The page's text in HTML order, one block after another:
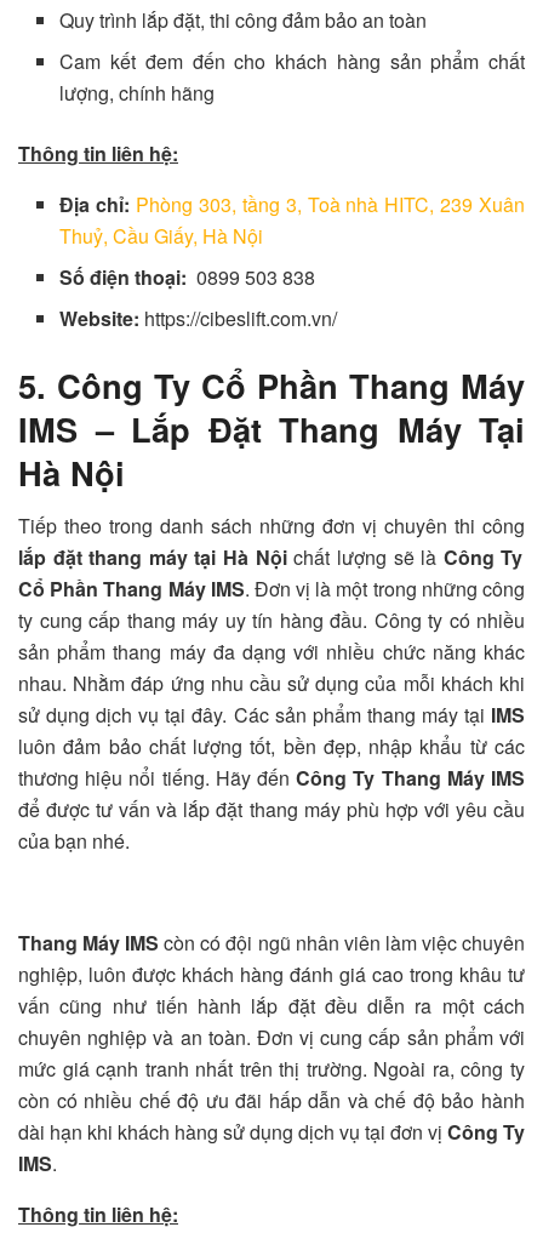
Quy trình lắp đặt, thi công đảm bảo an toàn
Cam kết đem đến cho khách hàng sản phẩm chất
lượng, chính hãng
Thông tin liên hệ:
Địa chỉ: Phòng 303, tầng 3, Toà nhà HITC, 239 Xuân
Thuỷ, Cầu Giấy, Hà Nội
Số điện thoại: 0899 503 838
Website: https://cibeslift.com.vn/
5. Công Ty Cổ Phần Thang Máy
IMS – Lắp Đặt Thang Máy Tại
Hà Nội
Tiếp theo trong danh sách những đơn vị chuyên thi công
lắp đặt thang máy tại Hà Nộichất lượng sẽ là Công Ty
Cổ Phần Thang Máy IMS. Đơn vị là một trong những công
ty cung cấp thang máy uy tín hàng đầu. Công ty có nhiều
sản phẩm thang máy đa dạng với nhiều chức năng khác
nhau. Nhằm đáp ứng nhu cầu sử dụng của mỗi khách khi
sử dụng dịch vụ tại đây. Các sản phẩm thang máy tại IMS
luôn đảm bảo chất lượng tốt, bền đẹp, nhập khẩu từ các
thương hiệu nổi tiếng. Hãy đếnCông Ty Thang Máy IMS
để được tư vấn và lắp đặt thang máy phù hợp với yêu cầu
của bạn nhé.
Thang Máy IMS còn có đội ngũ nhân viên làm việc chuyên
nghiệp, luôn được khách hàng đánh giá cao trong khâu tư
vấn cũng như tiến hành lắp đặt đều diễn ra một cách
chuyên nghiệp và an toàn. Đơn vị cung cấp sản phẩm với
mức giá cạnh tranh nhất trên thị trường. Ngoài ra, công ty
còn có nhiều chế độ ưu đãi hấp dẫn và chế độ bảo hành
dài hạn khi khách hàng sử dụng dịch vụ tại đơn vị Công Ty
IMS.
Thông tin liên hệ: